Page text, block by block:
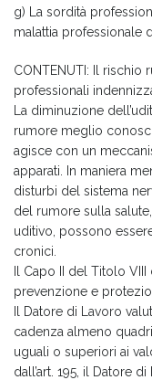
g) La sordità
malattia professionale
CONTENUTI: Il rischio
professionali
La diminuzione
rumore meglio
agisce con un
apparati. In maniera
disturbi del sistema
del rumore sulla
uditivo, possono
cronici.
Il Capo II del Titolo
prevenzione e
Il Datore di Lavoro
cadenza almeno
uguali o superiori ai
dall’art. 195, il Datore